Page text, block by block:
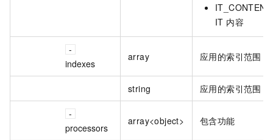
IT_CONTENT
IT 内容
indexes
array 应用的索引范围
string 应用的索引范围
processors
array<object> 包含功能